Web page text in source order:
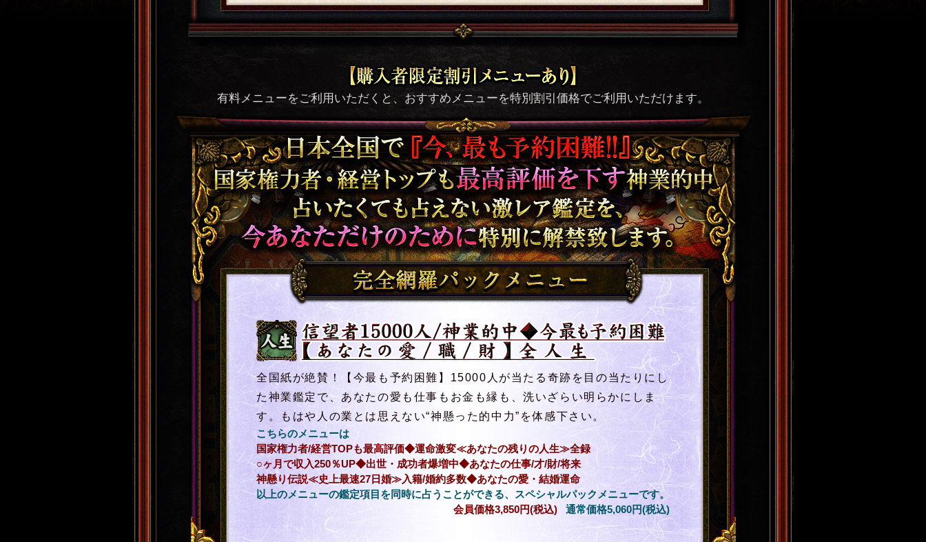
有料メニューをご利用いただくと、おすすめメニューを特別割引価格でご利用いただけます。
日本全国で『今、最も予約困難!!』国家権力者・経営トップも最高評価を下す
神業的中 占いたくても占えない激レア鑑定を、今あなただけのために特別
に解禁致します。完全網羅パックメニュー
人生
全国紙が絶賛！【今最も予約困難】15000人が当たる奇跡を目の当たりにし
た神業鑑定で、あなたの愛も仕事もお金も縁も、洗いざらい明らかにしま
す。もはや人の業とは思えない“神懸った的中力”を体感下さい。
こちらのメニューは
国家権力者/経営TOPも最高評価◆運命激変≪あなたの残りの人生≫全録
○ヶ月で収入250％UP◆出世・成功者爆増中◆あなたの仕事/才/財/将来
神懸り伝説≪史上最速27日婚≫入籍/婚約多数◆あなたの愛・結婚運命
以上のメニューの鑑定項目を同時に占うことができる、スペシャルパックメニューです。
会員価格3,850円(税込) 通常価格5,060円(税込)